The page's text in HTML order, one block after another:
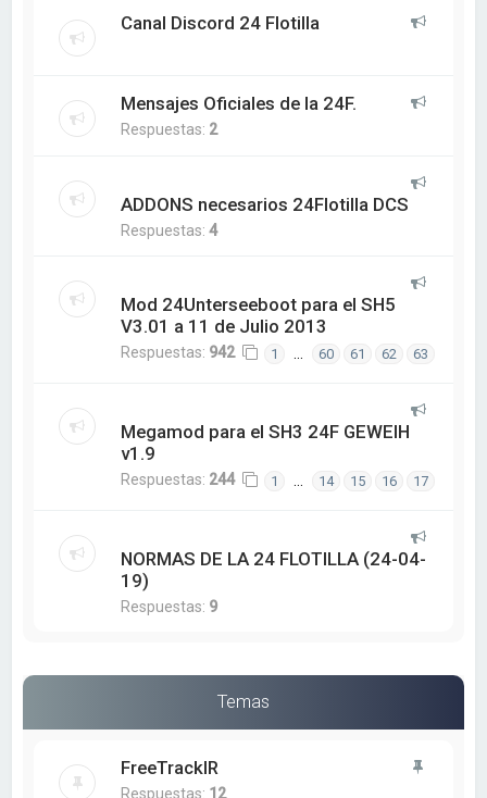
Canal Discord 24 Flotilla
Mensajes Oficiales de la 24F.
Respuestas: 2
ADDONS necesarios 24Flotilla DCS
Respuestas:4
Mod 24Unterseeboot para el SH5
V3.01 a 11 de Julio 2013
Respuestas: 942 1 … 60 61 62 63
Megamod para el SH3 24F GEWEIH
v1.9
Respuestas: 244 1 … 14 15 16 17
NORMAS DE LA 24 FLOTILLA (24-04-
19)
Respuestas: 9
Temas
FreeTrackIR
Respuestas: 12